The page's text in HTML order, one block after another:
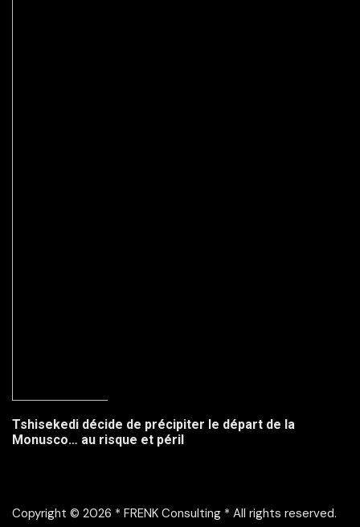
Tshisekedi décide de précipiter le départ de la
Monusco… au risque et péril
Copyright © 2026 * FRENK Consulting * All rights reserved.